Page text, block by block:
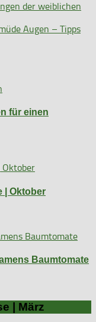
der weiblichen
Augen – Tipps
für einen
| Oktober
Baumtomate
| März